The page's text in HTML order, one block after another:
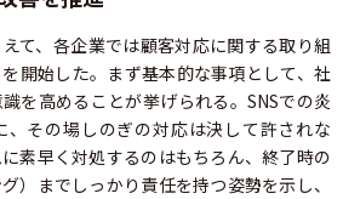
て、各企業では顧客対応に関する取り組
開始した。まず基本的な事項として、社
を高めることが挙げられる。SNSでの炎
その場しのぎの対応は決して許されな
素早く対処するのはもちろん、終了時の
）までしっかり責任を持つ姿勢を示し、